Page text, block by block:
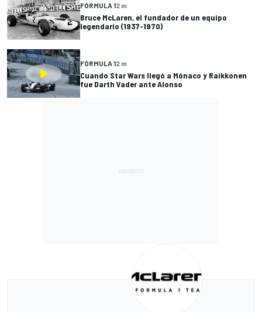
FÓRMULA 12 m
Bruce McLaren, el fundador de un equipo
legendario (1937-1970)
FÓRMULA 12 m
Cuando Star Wars llegó a Mónaco y Raikkonen
fue Darth Vader ante Alonso